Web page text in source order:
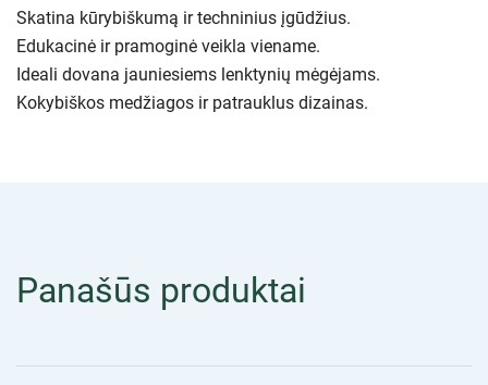
Skatina kūrybiškumą ir techninius įgūdžius.
Edukacinė ir pramoginė veikla viename.
Ideali dovana jauniesiems lenktynių mėgėjams.
Kokybiškos medžiagos ir patrauklus dizainas.
Panašūs produktai